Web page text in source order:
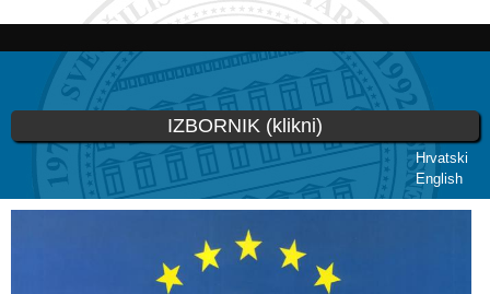
Skoči
glavni
sadržaj
Hrvatski
English
IZBORNIK (klikni)